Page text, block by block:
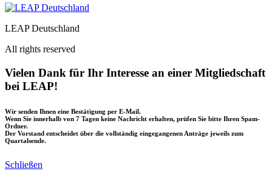
LEAP Deutschland
All rights reserved
Vielen Dank für Ihr Interesse an einer Mitgliedschaft
bei LEAP!
Wir senden Ihnen eine Bestätigung per E-Mail.
Wenn Sie innerhalb von 7 Tagen keine Nachricht erhalten, prüfen Sie bitte Ihren Spam-
Ordner.
Der Vorstand entscheidet über die vollständig eingegangenen Anträge jeweils zum
Quartalsende.
Schließen